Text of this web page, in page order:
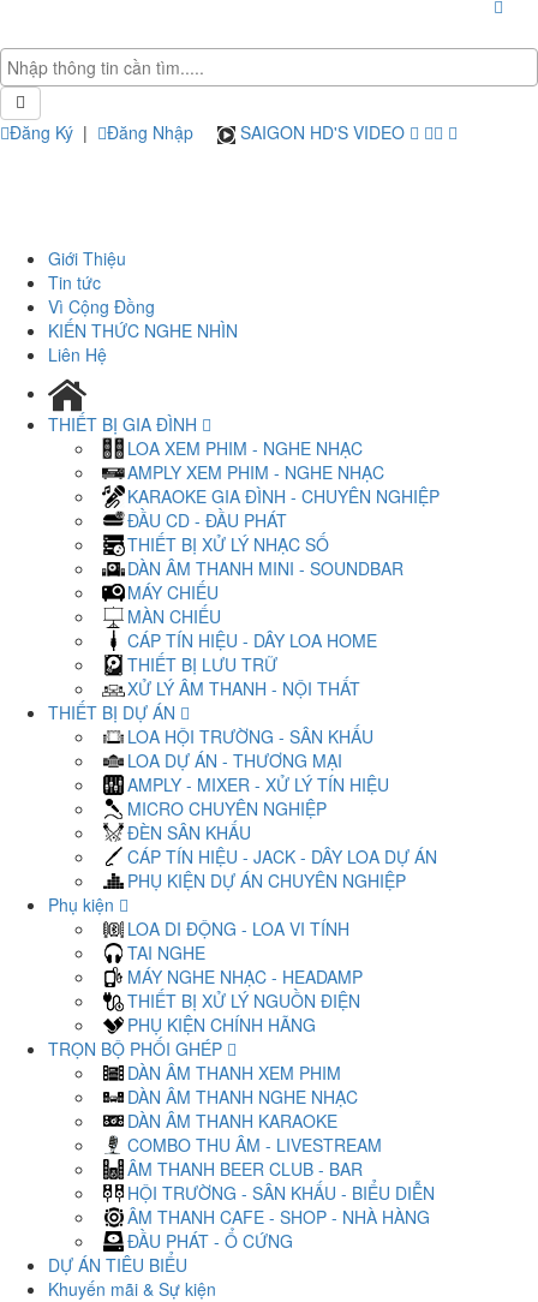
Đăng Ký | Đăng Nhập SAIGON HD'S VIDEO
Giới Thiệu
Tin tức
Vì Cộng Đồng
KIẾN THỨC NGHE NHÌN
Liên Hệ
THIẾT BỊ GIA ĐÌNH
LOA XEM PHIM - NGHE NHẠC
AMPLY XEM PHIM - NGHE NHẠC
KARAOKE GIA ĐÌNH - CHUYÊN NGHIỆP
ĐẦU CD - ĐẦU PHÁT
THIẾT BỊ XỬ LÝ NHẠC SỐ
DÀN ÂM THANH MINI - SOUNDBAR
MÁY CHIẾU
MÀN CHIẾU
CÁP TÍN HIỆU - DÂY LOA HOME
THIẾT BỊ LƯU TRỮ
XỬ LÝ ÂM THANH - NỘI THẤT
THIẾT BỊ DỰ ÁN
LOA HỘI TRƯỜNG - SÂN KHẤU
LOA DỰ ÁN - THƯƠNG MẠI
AMPLY - MIXER - XỬ LÝ TÍN HIỆU
MICRO CHUYÊN NGHIỆP
ĐÈN SÂN KHẤU
CÁP TÍN HIỆU - JACK - DÂY LOA DỰ ÁN
PHỤ KIỆN DỰ ÁN CHUYÊN NGHIỆP
Phụ kiện
LOA DI ĐỘNG - LOA VI TÍNH
TAI NGHE
MÁY NGHE NHẠC - HEADAMP
THIẾT BỊ XỬ LÝ NGUỒN ĐIỆN
PHỤ KIỆN CHÍNH HÃNG
TRỌN BỘ PHỐI GHÉP
DÀN ÂM THANH XEM PHIM
DÀN ÂM THANH NGHE NHẠC
DÀN ÂM THANH KARAOKE
COMBO THU ÂM - LIVESTREAM
ÂM THANH BEER CLUB - BAR
HỘI TRƯỜNG - SÂN KHẤU - BIỂU DIỄN
ÂM THANH CAFE - SHOP - NHÀ HÀNG
ĐẦU PHÁT - Ổ CỨNG
DỰ ÁN TIÊU BIỂU
Khuyến mãi & Sự kiện